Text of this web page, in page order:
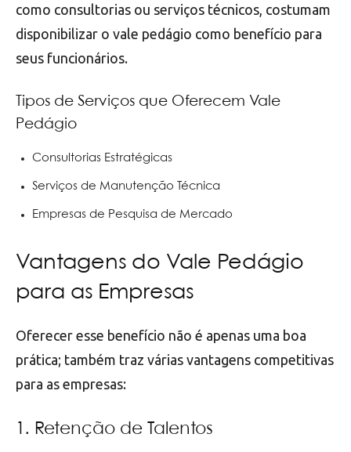
como consultorias ou serviços técnicos, costumam
disponibilizar o vale pedágio como benefício para
seus funcionários.
Tipos de Serviços que Oferecem Vale
Pedágio
Consultorias Estratégicas
Serviços de Manutenção Técnica
Empresas de Pesquisa de Mercado
Vantagens do Vale Pedágio
para as Empresas
Oferecer esse benefício não é apenas uma boa
prática; também traz várias vantagens competitivas
para as empresas:
1. Retenção de Talentos